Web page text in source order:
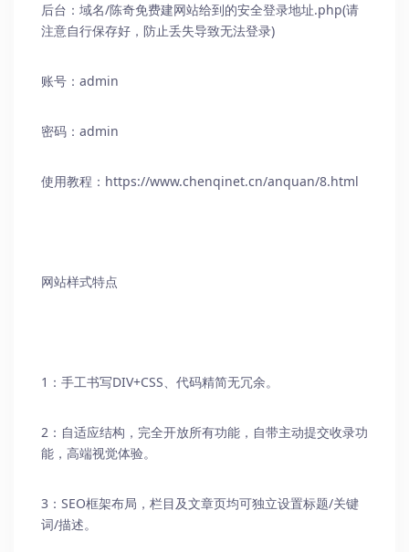
后台：域名/陈奇免费建网站给到的安全登录地址.php(请
注意自行保存好，防止丢失导致无法登录)
账号：admin
密码：admin
使用教程：https://www.chenqinet.cn/anquan/8.html
网站样式特点
1：手工书写DIV+CSS、代码精简无冗余。
2：自适应结构，完全开放所有功能，自带主动提交收录功
能，高端视觉体验。
3：SEO框架布局，栏目及文章页均可独立设置标题/关键
词/描述。